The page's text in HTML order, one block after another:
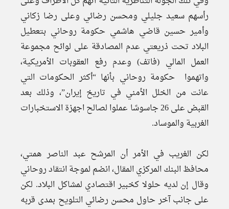
رأسهم سعيد جليلي ومحسن رضائي وعلى رضا زكاني
وأمير حسين قاضي هاشمي حكومة روحاني بتعطيل
البلاد تحت ذريعتي عدم المصادقة على لوائح مجموعة
العمل المالي (فاتف) وعدم رفع العقوبات الأمريكية،
واتهموا حكومة روحاني بأنها “أكثر الحكومات التي
عانت من الخلل الأمني في تاريخ إيران”، وذلك بعد
القبض على 26 جاسوسًا عملوا لصالح اجهزة الاستخبارات
الغربية والموساد.
لكن الغريب في الأمر أن المرشح عبد الناصر همتي،
محافظ البنك المركزي المقال، انضم لموجة انتقاد روحاني
وقال إن لديه حلولا كخبير اقتصادي لمشاكل البلاد. لكن
على جانب آخر حاول محسن رضائي التلويح بمدى قربه